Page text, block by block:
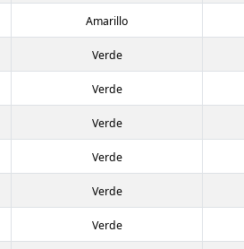
Amarillo
Verde
Verde
Verde
Verde
Verde
Verde